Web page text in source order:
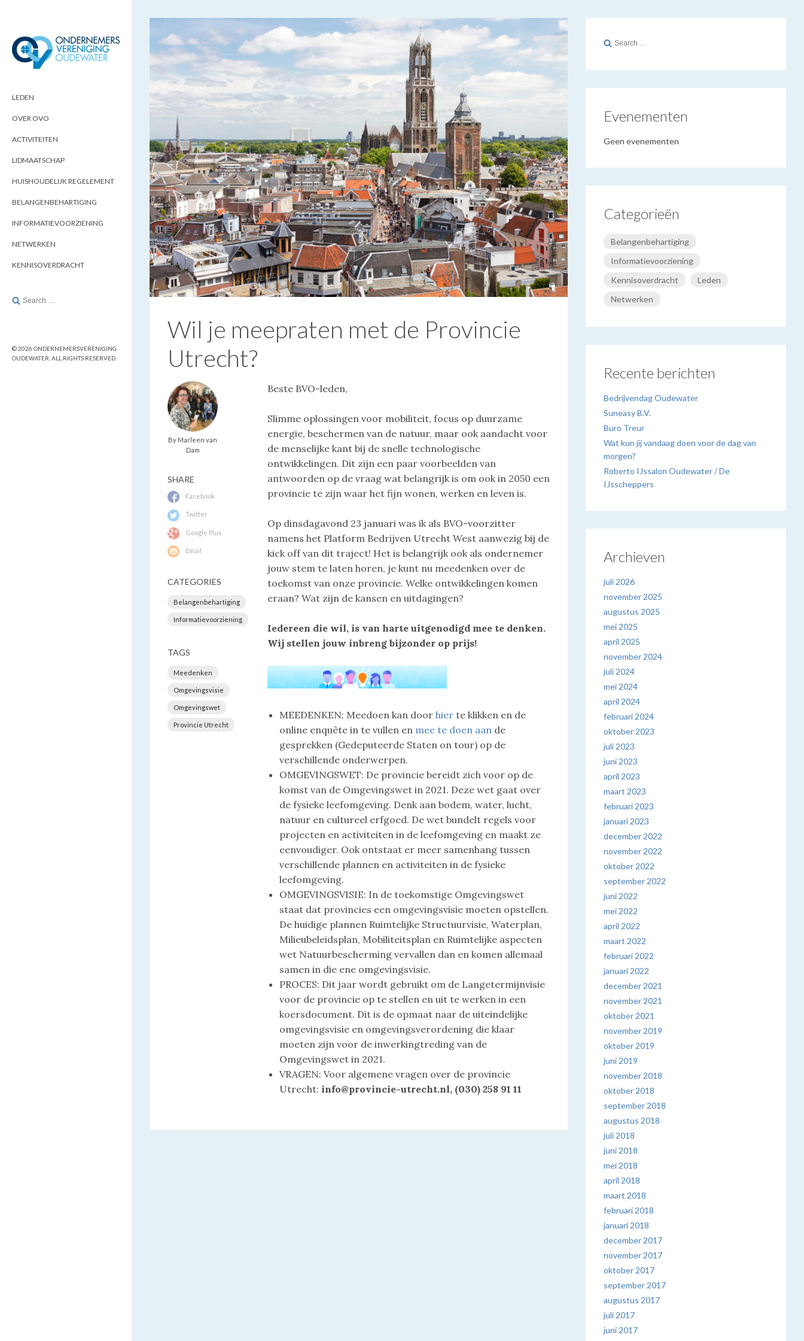
LEDEN
OVER OVO
ACTIVITEITEN
LIDMAATSCHAP
HUISHOUDELIJK REGELEMENT
BELANGENBEHARTIGING
INFORMATIEVOORZIENING
NETWERKEN
KENNISOVERDRACHT
Search
© 2026 ONDERNEMERSVERENIGING
OUDEWATER. ALL RIGHTS RESERVED.
Wil je meepraten met de Provincie
Utrecht?
Beste BVO-leden,
Slimme oplossingen voor mobiliteit, focus op duurzame
energie, beschermen van de natuur, maar ook aandacht voor
de menselijke kant bij de snelle technologische
ontwikkelingen. Dit zijn een paar voorbeelden van
antwoorden op de vraag wat belangrijk is om ook in 2050 een
provincie te zijn waar het fijn wonen, werken en leven is.
Op dinsdagavond 23 januari was ik als BVO-voorzitter
namens het Platform Bedrijven Utrecht West aanwezig bij de
kick off van dit traject! Het is belangrijk ook als ondernemer
jouw stem te laten horen, je kunt nu meedenken over de
toekomst van onze provincie. Welke ontwikkelingen komen
eraan? Wat zijn de kansen en uitdagingen?
Iedereen die wil, is van harte uitgenodigd mee te denken.
Wij stellen jouw inbreng bijzonder op prijs!
MEEDENKEN: Meedoen kan doorhierte klikken en de
online enquête in te vullen en mee te doen aan de
gesprekken (Gedeputeerde Staten on tour) op de
verschillende onderwerpen.
OMGEVINGSWET: De provincie bereidt zich voor op de
komst van de Omgevingswet in 2021. Deze wet gaat over
de fysieke leefomgeving. Denk aan bodem, water, lucht,
natuur en cultureel erfgoed. De wet bundelt regels voor
projecten en activiteiten in de leefomgeving en maakt ze
eenvoudiger. Ook ontstaat er meer samenhang tussen
verschillende plannen en activiteiten in de fysieke
leefomgeving.
OMGEVINGSVISIE: In de toekomstige Omgevingswet
staat dat provincies een omgevingsvisie moeten opstellen.
De huidige plannen Ruimtelijke Structuurvisie, Waterplan,
Milieubeleidsplan, Mobiliteitsplan en Ruimtelijke aspecten
wet Natuurbescherming vervallen dan en komen allemaal
samen in die ene omgevingsvisie.
PROCES: Dit jaar wordt gebruikt om de Langetermijnvisie
voor de provincie op te stellen en uit te werken in een
koersdocument. Dit is de opmaat naar de uiteindelijke
omgevingsvisie en omgevingsverordening die klaar
moeten zijn voor de inwerkingtreding van de
Omgevingswet in 2021.
VRAGEN: Voor algemene vragen over de provincie
Utrecht: info@provincie-utrecht.nl, (030) 258 91 11
By Marleen van
Dam
SHARE
Facebook
Twitter
Google Plus
Email
CATEGORIES
Belangenbehartiging
Informatievoorziening
TAGS
Meedenken
Omgevingsvisie
Omgevingswet
Provincie Utrecht
Search
Evenementen
Geen evenementen
Categorieën
Belangenbehartiging
Informatievoorziening
Kennisoverdracht
Leden
Netwerken
Recente berichten
Bedrijvendag Oudewater
Suneasy B.V.
Buro Treur
Wat kun jij vandaag doen voor de dag van
morgen?
Roberto IJssalon Oudewater / De
IJsscheppers
Archieven
juli 2026
november 2025
augustus 2025
mei 2025
april 2025
november 2024
juli 2024
mei 2024
april 2024
februari 2024
oktober 2023
juli 2023
juni 2023
april 2023
maart 2023
februari 2023
januari 2023
december 2022
november 2022
oktober 2022
september 2022
juni 2022
mei 2022
april 2022
maart 2022
februari 2022
januari 2022
december 2021
november 2021
oktober 2021
november 2019
oktober 2019
juni 2019
november 2018
oktober 2018
september 2018
augustus 2018
juli 2018
juni 2018
mei 2018
april 2018
maart 2018
februari 2018
januari 2018
december 2017
november 2017
oktober 2017
september 2017
augustus 2017
juli 2017
juni 2017